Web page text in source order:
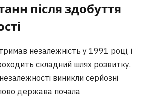
після здобуття
незалежність у 1991 році, і
складний шлях розвитку.
виникли серйозні
держава почала